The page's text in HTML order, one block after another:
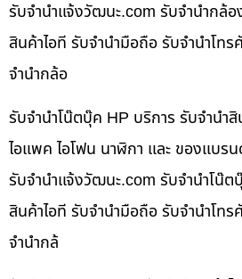
รับจํานําแจ้งวัฒนะ.com รับจำนำกล้
สินค้าไอที รับจำนำมือถือ รับจำนำโท
จำนำกล้อ
รับจำนำโน๊ตบุ๊ค HP บริการ รับจำนำ
ไอแพค ไอโฟน นาฬิกา และ ของแบร
รับจํานําแจ้งวัฒนะ.com รับจำนำโน๊ต
สินค้าไอที รับจำนำมือถือ รับจำนำโท
จำนำกล้